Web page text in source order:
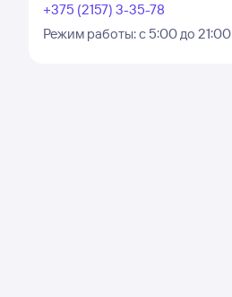
+375 (2157) 3-35-78
Режим работы:с 5:00 до 21:00